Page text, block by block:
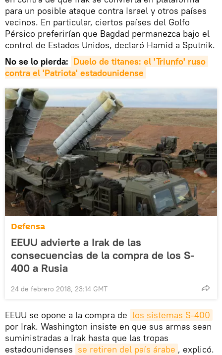
para un posible ataque contra Israel y otros países
vecinos. En particular, ciertos países del Golfo
Pérsico preferirían que Bagdad permanezca bajo el
control de Estados Unidos, declaró Hamid a Sputnik.
No se lo pierda: Duelo de titanes: el 'Triunfo' ruso
contra el 'Patriota' estadounidense
Defensa
EEUU advierte a Irak de las
consecuencias de la compra de los S-
400 a Rusia
24 de febrero 2018, 23:14 GMT
EEUU se opone a la compra de los sistemas S-400
por Irak. Washington insiste en que sus armas sean
suministradas a Irak hasta que las tropas
estadounidenses se retiren del país árabe , explicó.